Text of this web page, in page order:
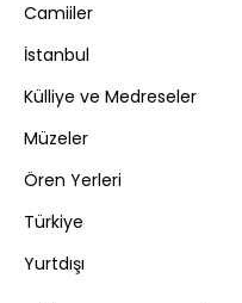
Camiiler
İstanbul
Külliye ve Medreseler
Müzeler
Ören Yerleri
Türkiye
Yurtdışı